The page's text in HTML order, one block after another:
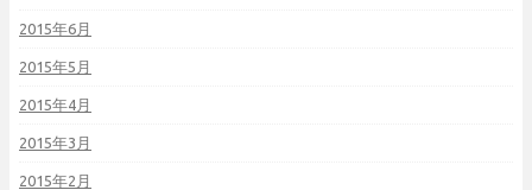
2015年6月
2015年5月
2015年4月
2015年3月
2015年2月